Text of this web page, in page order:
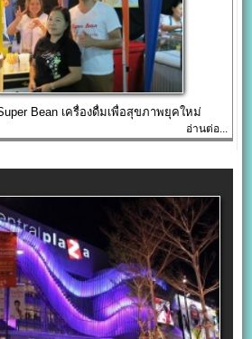
Bean เครื่องดื่มเพื่อสุขภาพยุคใหม่
อ่านต่อ...